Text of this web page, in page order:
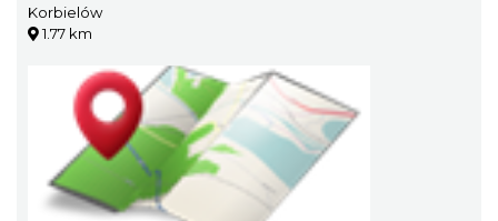
Korbielów
1.77 km